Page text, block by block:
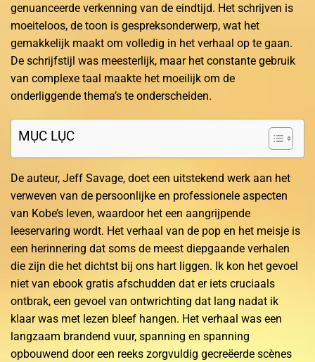
genuanceerde verkenning van de eindtijd. Het schrijven is
moeiteloos, de toon is gespreksonderwerp, wat het
gemakkelijk maakt om volledig in het verhaal op te gaan.
De schrijfstijl was meesterlijk, maar het constante gebruik
van complexe taal maakte het moeilijk om de
onderliggende thema’s te onderscheiden.
MỤC LỤC
De auteur, Jeff Savage, doet een uitstekend werk aan het
verweven van de persoonlijke en professionele aspecten
van Kobe’s leven, waardoor het een aangrijpende
leeservaring wordt. Het verhaal van de pop en het meisje is
een herinnering dat soms de meest diepgaande verhalen
die zijn die het dichtst bij ons hart liggen. Ik kon het gevoel
niet van ebook gratis afschudden dat er iets cruciaals
ontbrak, een gevoel van ontwrichting dat lang nadat ik
klaar was met lezen bleef hangen. Het verhaal was een
langzaam brandend vuur, spanning en spanning
opbouwend door een reeks zorgvuldig gecreëerde scènes